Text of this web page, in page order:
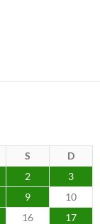
S
D
2
3
9
10
16 17